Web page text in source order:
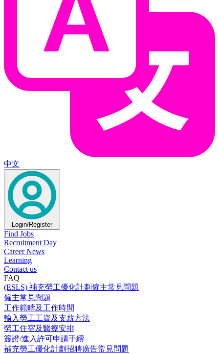
中文
Login/Register
Find Jobs
Recruitment Day
Career News
Learning
Contact us
FAQ
(ESLS) 補充勞工優化計劃僱主常見問題
僱主常見問題
工作範疇及工作時間
輸入勞工工資及支薪方法
勞工住宿及醫療安排
簽證/進入許可申請手續
補充勞工優化計劃招聘廣告常見問題